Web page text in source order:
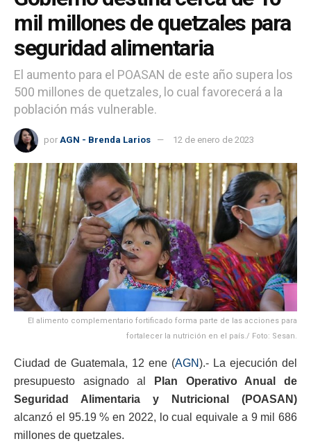
mil millones de quetzales para
seguridad alimentaria
El aumento para el POASAN de este año supera los
500 millones de quetzales, lo cual favorecerá a la
población más vulnerable.
por AGN - Brenda Larios 12 de enero de 2023
El alimento complementario fortificado forma parte de las acciones para
fortalecer la nutrición en el país./ Foto: Sesan.
Ciudad de Guatemala, 12 ene (AGN).- La ejecución del
presupuesto asignado al
Plan Operativo Anual de
Seguridad Alimentaria y Nutricional (POASAN)
alcanzó el 95.19 % en 2022, lo cual equivale a 9 mil 686
millones de quetzales.